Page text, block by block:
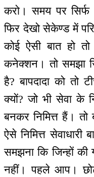
करो। समय पर
फिर देखो सेकेण्ड में
कोई ऐसी बात हो
कनेक्शन। तो समझा
है? बापदादा को तो
क्यों? जो भी सेवा के
बनकर निमित्त हैं।
ऐसे निमित्त सेवाधारी
समझना कि जिन्हों
नहीं। पहले आप।